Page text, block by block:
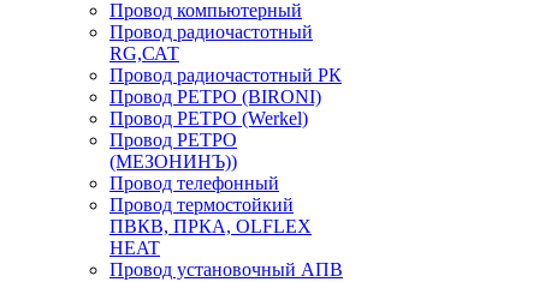
Провод компьютерный
Провод радиочастотный
RG,САТ
Провод радиочастотный РК
Провод РЕТРО (BIRONI)
Провод РЕТРО (Werkel)
Провод РЕТРО
(МЕЗОНИНЪ))
Провод телефонный
Провод термостойкий
ПВКВ, ПРКА, OLFLEX
HEAT
Провод установочный АПВ